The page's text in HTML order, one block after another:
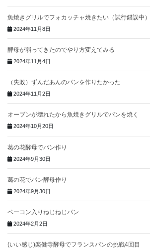
魚焼きグリルでフォカッチャ焼きたい（試行錯誤中）
2024年11月8日
酵母が弱ってきたのでやり方変えてみる
2024年11月4日
（失敗）ずんだあんのパンを作りたかった
2024年11月2日
オーブンが壊れたから魚焼きグリルでパンを焼く
2024年10月20日
葛の花酵母でパン作り
2024年9月30日
葛の花でパン酵母作り
2024年9月30日
ベーコン入りねじねじパン
2024年2月2日
(いい感じ)楽健寺酵母でフランスパンの挑戦4回目